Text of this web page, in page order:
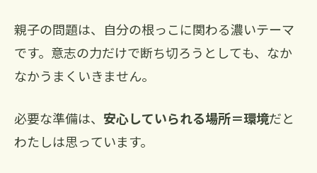
親子の問題は、自分の根っこに関わる濃いテーマ
です。意志の力だけで断ち切ろうとしても、なか
なかうまくいきません。
必要な準備は、 安心していられる場所＝環境だと
わたしは思っています。